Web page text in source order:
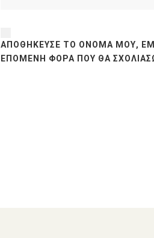
ΑΠΟΘΉΚΕΥΣΕ ΤΟ ΌΝΟΜΆ ΜΟΥ,
ΕΠΌΜΕΝΗ ΦΟΡΆ ΠΟΥ ΘΑ